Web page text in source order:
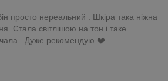
просто нереальний . Шкіра така ніжна
Стала світлішою на тон і таке
. Дуже рекомендую ❤️